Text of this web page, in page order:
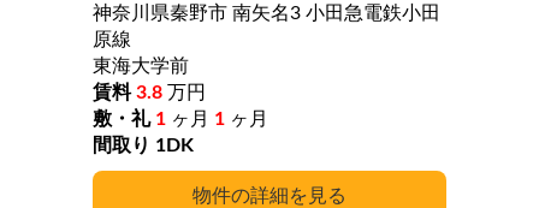
詳細
神奈川県秦野市 南矢名3 小田急電鉄小田
原線
東海大学前
3.8 万円
1 ヶ月 1 ヶ月
1DK